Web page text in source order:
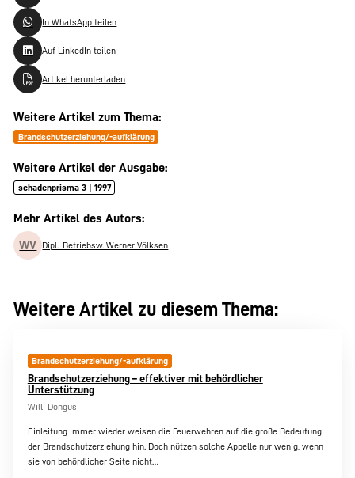
In WhatsApp teilen
Auf LinkedIn teilen
Artikel herunterladen
Weitere Artikel zum Thema:
Brandschutzerziehung/-aufklärung
Weitere Artikel der Ausgabe:
schadenprisma 3 | 1997
Mehr Artikel des Autors:
WV Dipl.-Betriebsw. Werner Völksen
Weitere Artikel zu diesem Thema:
Brandschutzerziehung/-aufklärung
Brandschutzerziehung – effektiver mit behördlicher
Unterstützung
Willi Dongus
Einleitung Immer wieder weisen die Feuerwehren auf die große Bedeutung
der Brandschutzerziehung hin. Doch nützen solche Appelle nur wenig, wenn
sie von behördlicher Seite nicht…